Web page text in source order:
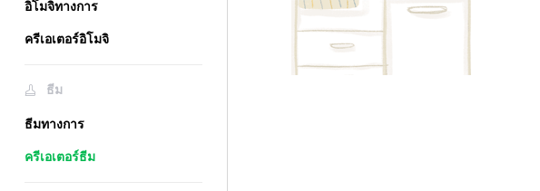
อิโมจิทางการ
ครีเอเตอร์อิโมจิ
ธีม
ธีมทางการ
ครีเอเตอร์ธีม